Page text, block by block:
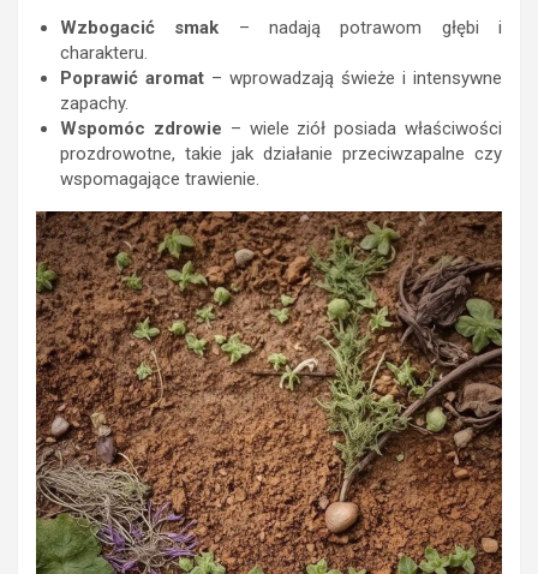
Wzbogacić smak – nadają potrawom głębi i
charakteru.
Poprawić aromat – wprowadzają świeże i intensywne
zapachy.
Wspomóc zdrowie – wiele ziół posiada właściwości
prozdrowotne, takie jak działanie przeciwzapalne czy
wspomagające trawienie.